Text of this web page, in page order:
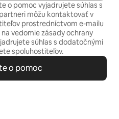
o pomoc vyjadrujete súhlas s
môžu kontaktovať v
prostredníctvom e-mailu
vedomiezásady ochrany
súhlas s dodatočnými
spoluhostiteľov.
o pomoc